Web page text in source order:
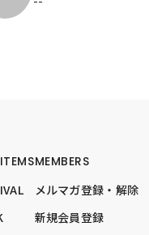
MEMBERS
メルマガ登録・解除
新規会員登録